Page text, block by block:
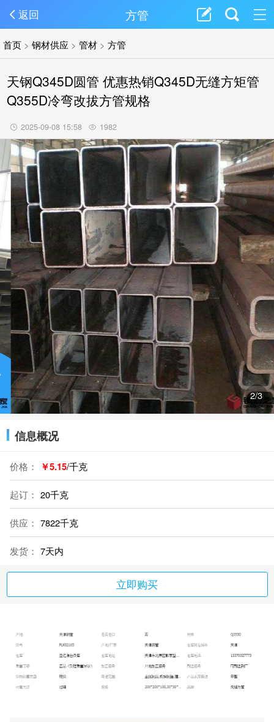
返回 方管
首页 >钢材供应 >管材 >方管
天钢Q345D圆管 优惠热销Q345D无缝方矩管
Q355D冷弯改拔方管规格
2025-09-08 15:58 1982
2/3
信息概况
价格： ￥5.15/千克
起订： 20千克
供应： 7822千克
发货： 7天内
立即购买